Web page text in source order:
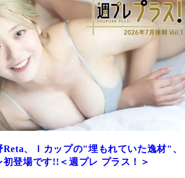
Reta、Ｉカップの"埋もれていた逸材"、
初登場です!!＜週プレ プラス！＞